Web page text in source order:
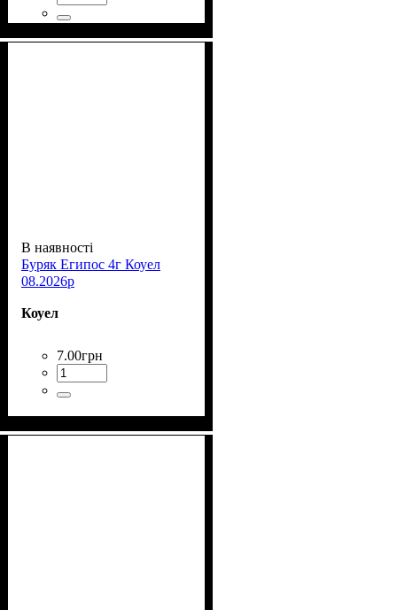
В наявності
Буряк Египос 4г Коуел
08.2026р
Коуел
7.00грн